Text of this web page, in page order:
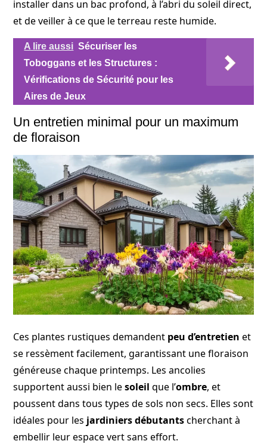
installer dans un bac profond, à l’abri du soleil direct,
et de veiller à ce que le terreau reste humide.
A lire aussi Sécuriser les
Toboggans et les Structures :
Vérifications de Sécurité pour les
Aires de Jeux
Un entretien minimal pour un maximum
de floraison
Ces plantes rustiques demandent peu d’entretien et
se ressèment facilement, garantissant une floraison
généreuse chaque printemps. Les ancolies
supportent aussi bien lesoleil que l’ombre, et
poussent dans tous types de sols non secs. Elles sont
idéales pour les jardiniers débutantscherchant à
embellir leur espace vert sans effort.